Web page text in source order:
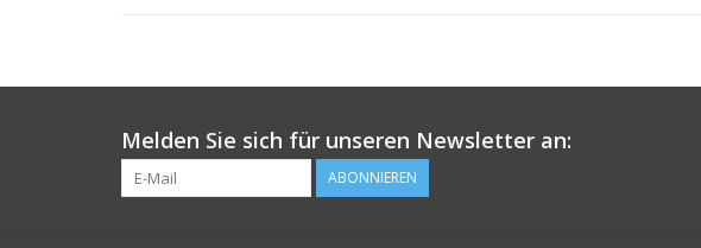
Melden Sie sich für unseren Newsletter an:
ABONNIEREN